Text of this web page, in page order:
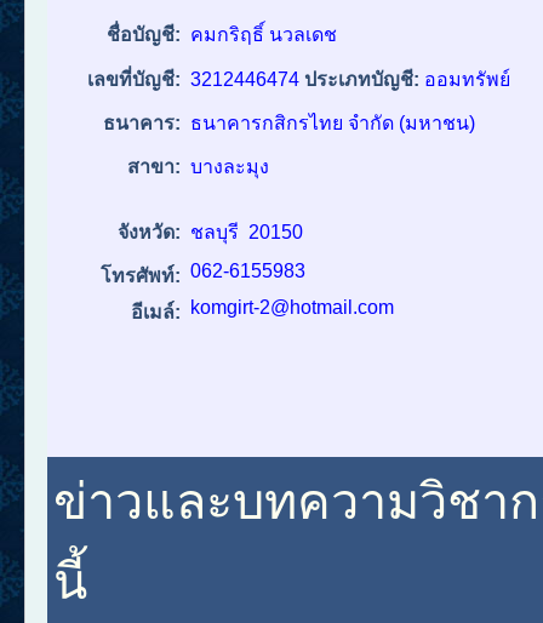
ชื่อบัญชี: คมกริฤธิ์ นวลเดช
เลขที่บัญชี: 3212446474 ประเภทบัญชี: ออมทรัพย์
ธนาคาร: ธนาคารกสิกรไทย จำกัด (มหาชน)
สาขา: บางละมุง
จังหวัด: ชลบุรี 20150
โทรศัพท์: 062-6155983
อีเมล์:
komgirt-2@hotmail.com
ข่าวและบทความวิชา
นี้